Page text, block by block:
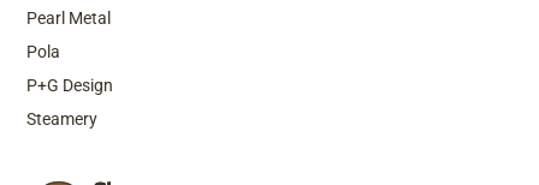
Pearl Metal
Pola
P+G Design
Steamery